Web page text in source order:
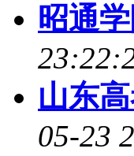
昭通
山东
05-23